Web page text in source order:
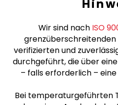
Wir sind nach ISO
verifizierten und